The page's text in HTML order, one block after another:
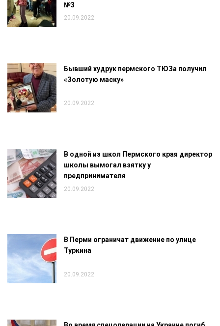
№3
20.09.2022
Бывший худрук пермского ТЮЗа получил
«Золотую маску»
20.09.2022
В одной из школ Пермского края директор
школы вымогал взятку у
предпринимателя
20.09.2022
В Перми ограничат движение по улице
Туркина
20.09.2022